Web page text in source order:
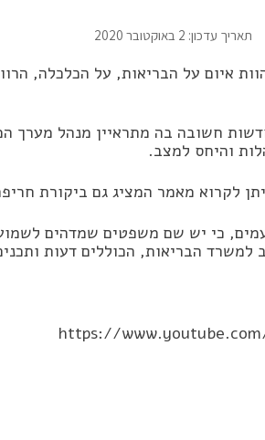
תאריך עדכון: 2 באוקטובר 2020
איום על הבריאות, על הכלכלה,
חשובה בה מתראיין מנהל מערך
והיחס למצב.
לקרוא מאמר המציג גם ביקורת
כי יש שם משפטים שמדהים
למשרד הבריאות, הכוללים דעות
https://www.youtube.com/